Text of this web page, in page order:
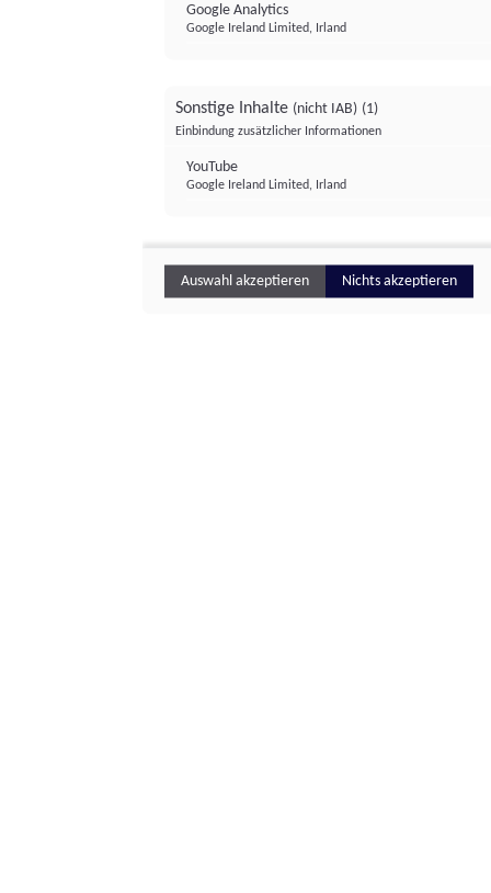
Google Analytics
Google Ireland Limited, Irland
Sonstige Inhalte (nicht IAB) (1)
Einbindung zusätzlicher Informationen
YouTube
Google Ireland Limited, Irland
Auswahl akzeptieren Nichts akzeptieren